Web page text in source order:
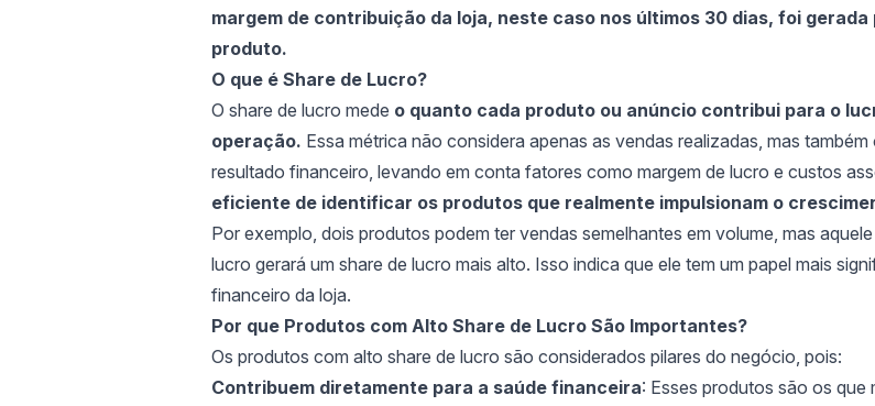
margem de contribuição da loja, neste caso nos últimos 30 dias, foi
produto.
O que é Share de Lucro?
O share de lucro mede o quanto cada produto ou anúncio contribui para o
operação. Essa métrica não considera apenas as vendas realizadas, mas
resultado financeiro, levando em conta fatores como margem de lucro e custos
eficiente de identificar os produtos que realmente impulsionam o
Por exemplo, dois produtos podem ter vendas semelhantes em volume, mas
lucro gerará um share de lucro mais alto. Isso indica que ele tem um papel mais
financeiro da loja.
Por que Produtos com Alto Share de Lucro São Importantes?
Os produtos com alto share de lucro são considerados pilares do negócio, pois:
Contribuem diretamente para a saúde financeira: Esses produtos são os que